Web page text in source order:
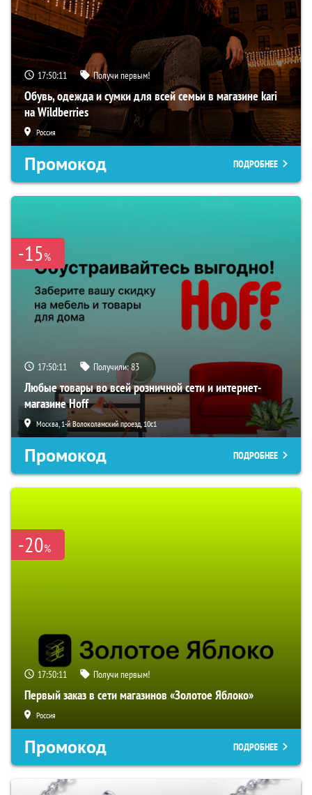
17:50:10 Получи первым!
Обувь, одежда и сумки для всей семьи в магазине kari
на Wildberries
Россия
Промокод ПОДРОБНЕЕ
-15%
17:50:10 Получили:83
Любые товары во всей розничной сети и интернет-
магазине Hoff
Москва, 1-й Волоколамский проезд, 10с1
Промокод ПОДРОБНЕЕ
-20%
17:50:10 Получи первым!
Первый заказ в сети магазинов «Золотое Яблоко»
Россия
Промокод ПОДРОБНЕЕ